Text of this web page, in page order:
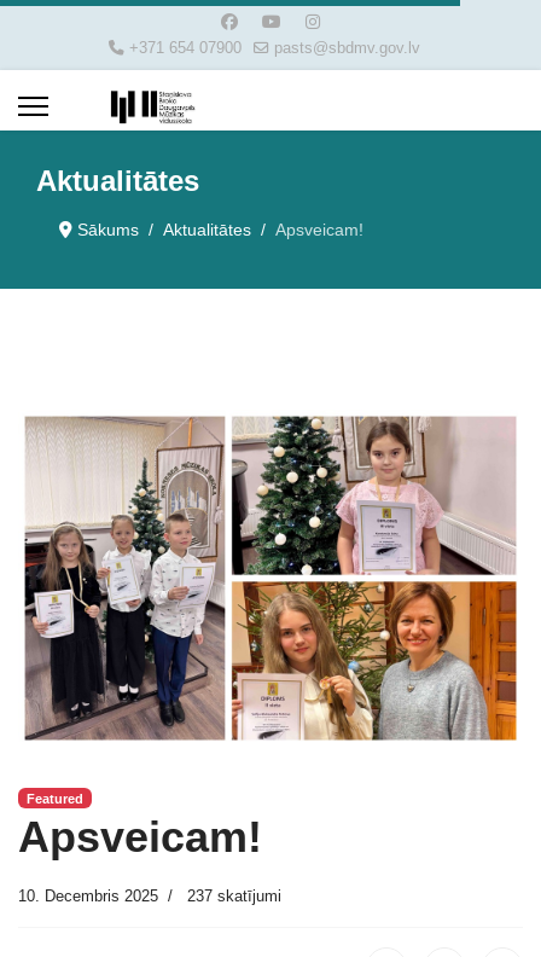
+371 654 07900 pasts@sbdmv.gov.lv
Aktualitātes
Sākums Aktualitātes Apsveicam!
Featured
Apsveicam!
10. Decembris 2025 237 skatījumi